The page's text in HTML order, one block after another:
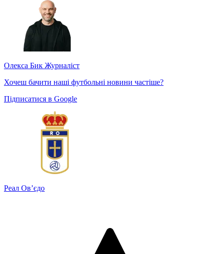
Олекса Бик Журналіст
Хочеш бачити наші футбольні новини частіше?
Підписатися в Google
Реал Ов’єдо